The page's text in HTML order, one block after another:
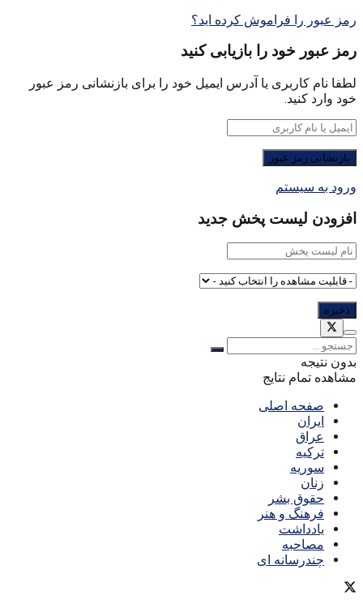
رمز عبور را فراموش کرده اید؟
رمز عبور خود را بازیابی کنید
لطفا نام کاربری یا آدرس ایمیل خود را برای بازنشانی رمز عبور
خود وارد کنید.
ورود به سیستم
افزودن لیست پخش جدید
بدون نتیجه
مشاهده تمام نتایج
صفحه اصلی
ایران
عراق
ترکیه
سوریه
زنان
حقوق بشر
فرهنگ و هنر
یادداشت
مصاحبه
چندرسانه ای